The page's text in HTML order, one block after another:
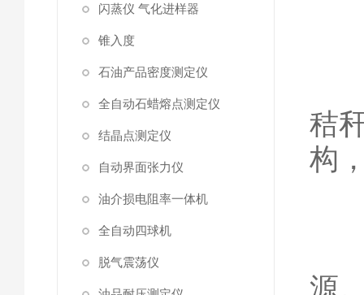
闪蒸仪 气化进样器
锥入度
石油产品密度测定仪
全自动石蜡熔点测定仪
结晶点测定仪
自动界面张力仪
油介损电阻率一体机
全自动四球机
脱气震荡仪
秸
构
源